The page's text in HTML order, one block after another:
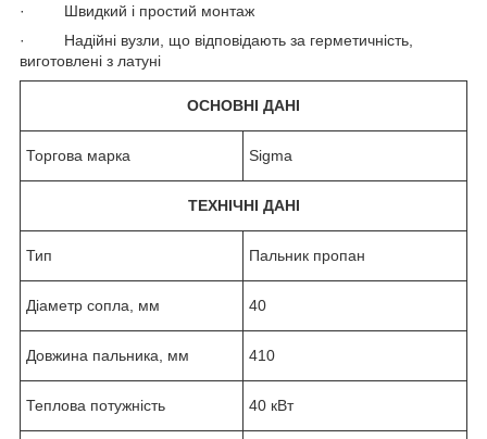
· Швидкий і простий монтаж
· Надійні вузли, що відповідають за герметичність,
виготовлені з латуні
ОСНОВНІ ДАНІ
Торгова марка Sigma
ТЕХНІЧНІ ДАНІ
Тип Пальник пропан
Діаметр сопла, мм 40
Довжина пальника, мм 410
Теплова потужність 40 кВт